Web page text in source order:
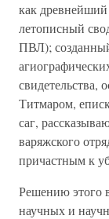
как
летописный
ПВЛ);
Титмаром,
саг,
варяжского
причастным к
Решению этого
научных и